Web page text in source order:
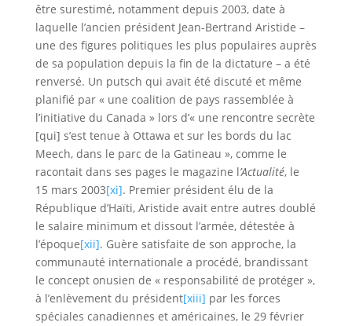
être surestimé, notamment depuis 2003, date à
laquelle l’ancien président Jean-Bertrand Aristide –
une des figures politiques les plus populaires auprès
de sa population depuis la fin de la dictature – a été
renversé. Un putsch qui avait été discuté et même
planifié par « une coalition de pays rassemblée à
l’initiative du Canada » lors d’« une rencontre secrète
[qui] s’est tenue à Ottawa et sur les bords du lac
Meech, dans le parc de la Gatineau », comme le
racontait dans ses pages le magazine l’Actualité, le
15 mars 2003[xi]. Premier président élu de la
République d’Haïti, Aristide avait entre autres doublé
le salaire minimum et dissout l’armée, détestée à
l’époque[xii]. Guère satisfaite de son approche, la
communauté internationale a procédé, brandissant
le concept onusien de « responsabilité de protéger »,
à l’enlèvement du président[xiii] par les forces
spéciales canadiennes et américaines, le 29 février